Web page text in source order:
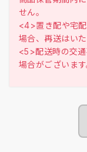
せん。
<4>置き配や宅
場合、再送はい
<5>配送時の交